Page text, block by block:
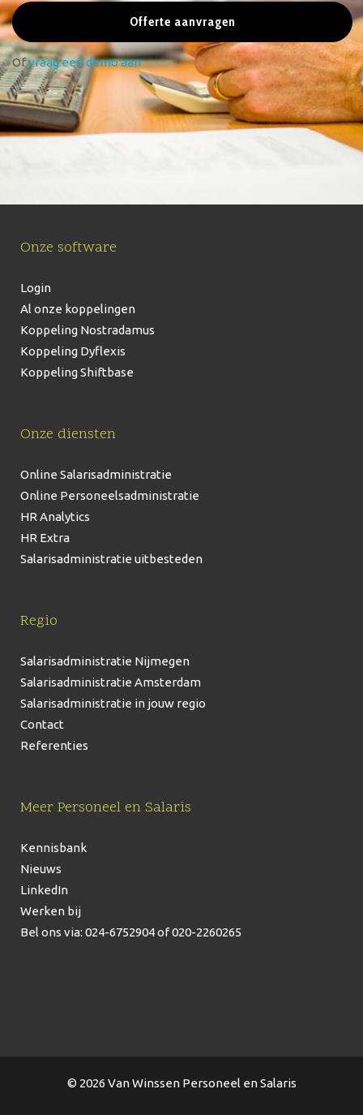
Offerte aanvragen
Ofvraag een demo aan
Onze software
Login
Al onze koppelingen
Koppeling Nostradamus
Koppeling Dyflexis
Koppeling Shiftbase
Onze diensten
Online Salarisadministratie
Online Personeelsadministratie
HR Analytics
HR Extra
Salarisadministratie uitbesteden
Regio
Salarisadministratie Nijmegen
Salarisadministratie Amsterdam
Salarisadministratie in jouw regio
Contact
Referenties
Meer Personeel en Salaris
Kennisbank
Nieuws
LinkedIn
Werken bij
Bel ons via: 024-6752904of 020-2260265
© 2026 Van Winssen Personeel en Salaris